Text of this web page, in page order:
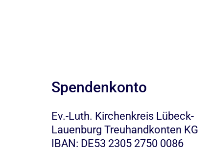
Spendenkonto
Ev.-Luth. Kirchenkreis Lübeck-
Lauenburg Treuhandkonten KG
IBAN: DE53 2305 2750 0086